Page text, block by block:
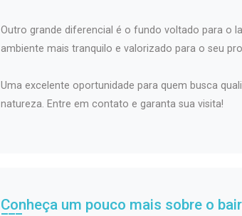
Outro grande diferencial é o fundo voltado para o
ambiente mais tranquilo e valorizado para o seu
Uma excelente oportunidade para quem busca
natureza. Entre em contato e garanta sua visita!
Conheça um pouco mais sobre o